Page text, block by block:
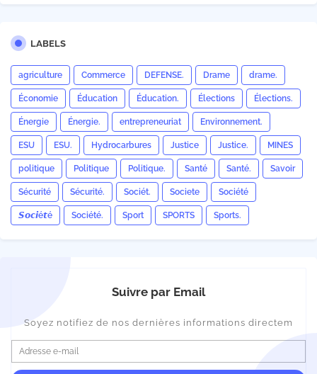
LABELS
agriculture Commerce DEFENSE. Drame drame.
Économie Éducation Éducation. Élections Élections.
Énergie Énergie. entrepreneuriat Environnement.
ESU ESU. Hydrocarbures Justice Justice. MINES
politique Politique Politique. Santé Santé. Savoir
Sécurité Sécurité. Sociét. Societe Société
𝙎𝙤𝙘𝙞é𝙩é Société. Sport SPORTS Sports.
Suivre par Email
Soyez notifiez de nos dernières informations directem